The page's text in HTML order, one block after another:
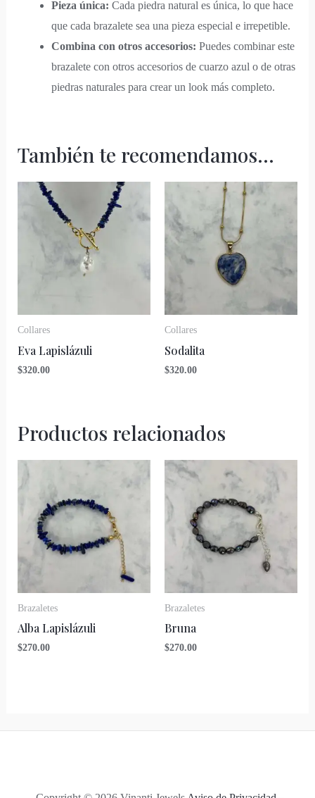
Pieza única: Cada piedra natural es única, lo que hace
que cada brazalete sea una pieza especial e irrepetible.
Combina con otros accesorios: Puedes combinar este
brazalete con otros accesorios de cuarzo azul o de otras
piedras naturales para crear un look más completo.
También te recomendamos…
Collares
Eva Lapislázuli
$320.00
Collares
Sodalita
$320.00
Productos relacionados
Brazaletes
Alba Lapislázuli
$270.00
Brazaletes
Bruna
$270.00